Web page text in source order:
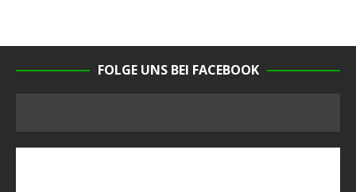
FOLGE UNS BEI FACEBOOK